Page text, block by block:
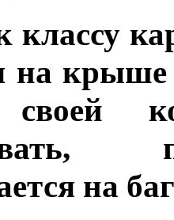
классу
на
своей
на